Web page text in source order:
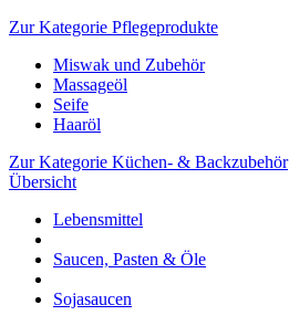
Zur Kategorie Pflegeprodukte
Miswak und Zubehör
Massageöl
Seife
Haaröl
Zur Kategorie Küchen- & Backzubehör
Übersicht
Lebensmittel
Saucen, Pasten & Öle
Sojasaucen